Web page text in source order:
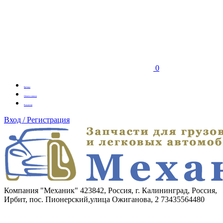
0
Бренды
Оплата заказа
Вакансии
Вход / Регистрация
Компания "Механик" 423842, Россия, г. Калининград, Россия,
Ирбит, пос. Пионерский,улица Ожиганова, 2 73435564480